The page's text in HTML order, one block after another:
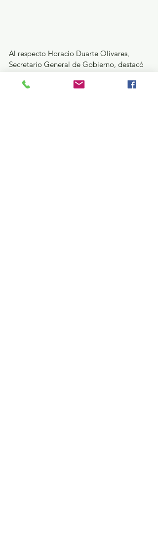
Al respecto Horacio Duarte Olivares,
Secretario General de Gobierno, destacó
mecanismo de trabajo conjunto para